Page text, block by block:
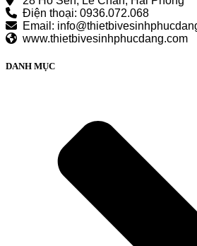
Điện thoại: 0936.072.068
Email:
www.thietbivesinhphucdang.com
DANH MỤC